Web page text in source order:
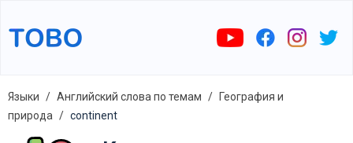
Языки Английский слова по темам
География и
природа
continent